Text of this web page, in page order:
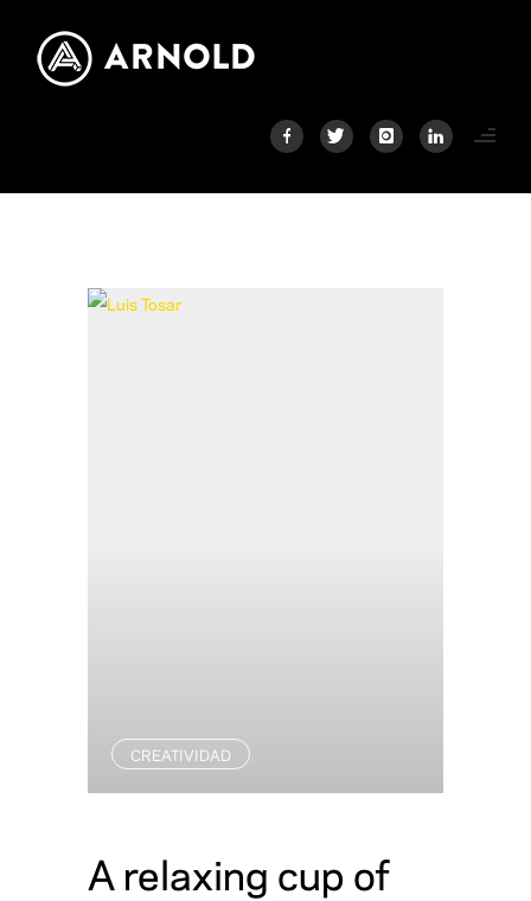
CREATIVIDAD
A relaxing cup of